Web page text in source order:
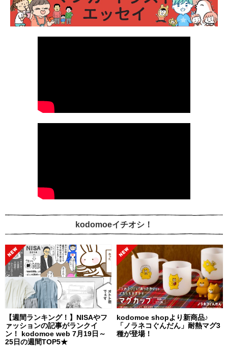
kodomoeイチオシ！
【週間ランキング！】NISAやフ
ァッションの記事がランクイ
ン！ kodomoe web 7月19日～
25日の週間TOP5★
kodomoe shopより新商品♪
「ノラネコぐんだん」耐熱マグ3
種が登場！